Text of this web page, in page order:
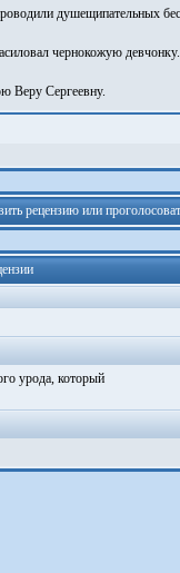
душещипательных
чернокожую
Веру Сергеевну.
рецензию или
урода, который